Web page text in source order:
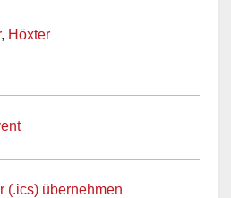
, Höxter
(.ics) übernehmen